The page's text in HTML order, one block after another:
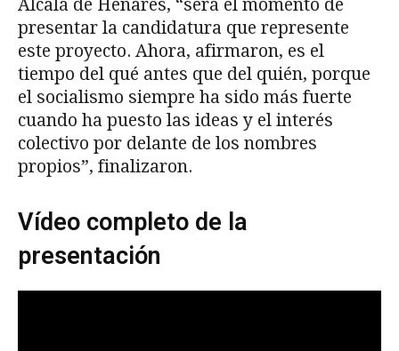
Alcalá de Henares, “será el momento de
presentar la candidatura que represente
este proyecto. Ahora, afirmaron, es el
tiempo del qué antes que del quién, porque
el socialismo siempre ha sido más fuerte
cuando ha puesto las ideas y el interés
colectivo por delante de los nombres
propios”, finalizaron.
Vídeo completo de la
presentación